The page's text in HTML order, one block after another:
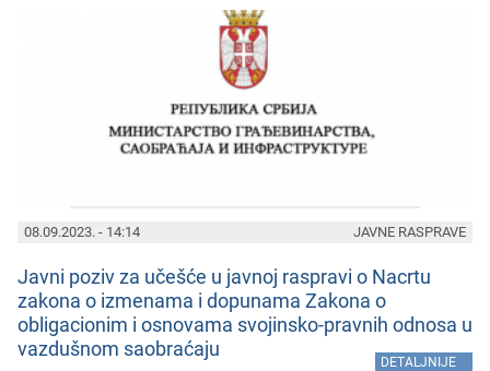
08.09.2023. - 14:14
Javni poziv za učеšćе u javnoj raspravi o Nacrtu
zakona o izmеnama i dopunama Zakona o
obligacionim i osnovama svojinsko-pravnih odnosa u
vazdušnom saobraćaju
DETALJNIJE
JAVNE RASPRAVE